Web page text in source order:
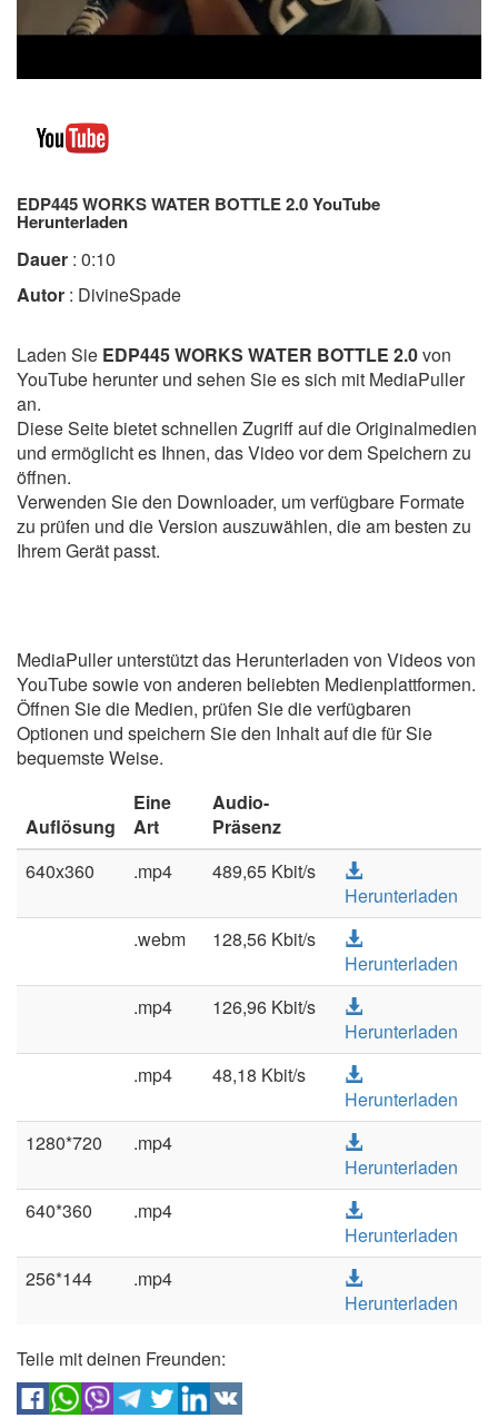
EDP445 WORKS WATER BOTTLE 2.0 YouTube
Herunterladen
Dauer : 0:10
Autor : DivineSpade
Laden Sie EDP445 WORKS WATER BOTTLE 2.0von
YouTube herunter und sehen Sie es sich mit MediaPuller
an.
Diese Seite bietet schnellen Zugriff auf die Originalmedien
und ermöglicht es Ihnen, das Video vor dem Speichern zu
öffnen.
Verwenden Sie den Downloader, um verfügbare Formate
zu prüfen und die Version auszuwählen, die am besten zu
Ihrem Gerät passt.
MediaPuller unterstützt das Herunterladen von Videos von
YouTube sowie von anderen beliebten Medienplattformen.
Öffnen Sie die Medien, prüfen Sie die verfügbaren
Optionen und speichern Sie den Inhalt auf die für Sie
bequemste Weise.
Auflösung
Eine
Art
Audio-
Präsenz
640x360
.mp4
489,65 Kbit/s
Herunterladen
.webm
128,56 Kbit/s
Herunterladen
.mp4
126,96 Kbit/s
Herunterladen
.mp4
48,18 Kbit/s
Herunterladen
1280*720
.mp4
Herunterladen
640*360
.mp4
Herunterladen
256*144
.mp4
Herunterladen
Teile mit deinen Freunden: